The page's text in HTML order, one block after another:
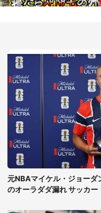
元NBAマイケル・ジョー
のオーラダダ漏れ サッカ